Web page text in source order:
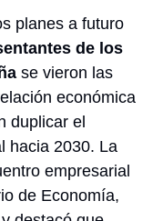
planes a futuro
de los
se vieron las
económica
duplicar el
hacia 2030. La
empresarial
de Economía,